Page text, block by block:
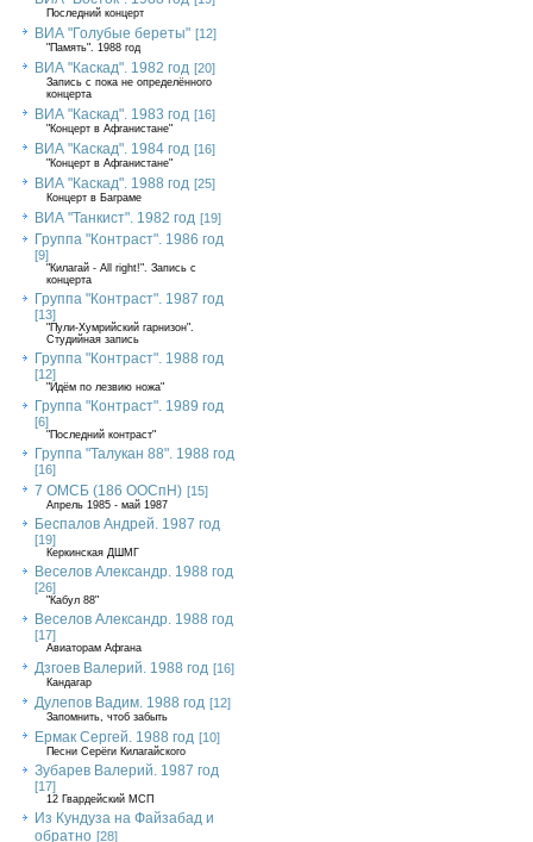
Последний концерт
ВИА "Голубые береты" [12]
"Память". 1988 год
ВИА "Каскад". 1982 год [20]
Запись с пока не определённого
концерта
ВИА "Каскад". 1983 год [16]
"Концерт в Афганистане"
ВИА "Каскад". 1984 год [16]
"Концерт в Афганистане"
ВИА "Каскад". 1988 год [25]
Концерт в Баграме
ВИА "Танкист". 1982 год [19]
Группа "Контраст". 1986 год
[9]
"Килагай - All right!". Запись с
концерта
Группа "Контраст". 1987 год
[13]
"Пули-Хумрийский гарнизон".
Студийная запись
Группа "Контраст". 1988 год
[12]
"Идём по лезвию ножа"
Группа "Контраст". 1989 год
[6]
"Последний контраст"
Группа "Талукан 88". 1988 год
[16]
7 ОМСБ (186 ООСпН) [15]
Апрель 1985 - май 1987
Беспалов Андрей. 1987 год
[19]
Керкинская ДШМГ
Веселов Александр. 1988 год
[26]
"Кабул 88"
Веселов Александр. 1988 год
[17]
Авиаторам Афгана
Дзгоев Валерий. 1988 год [16]
Кандагар
Дулепов Вадим. 1988 год [12]
Запомнить, чтоб забыть
Ермак Сергей. 1988 год [10]
Песни Серёги Килагайского
Зубарев Валерий. 1987 год
[17]
12 Гвардейский МСП
Из Кундуза на Файзабад и
обратно [28]